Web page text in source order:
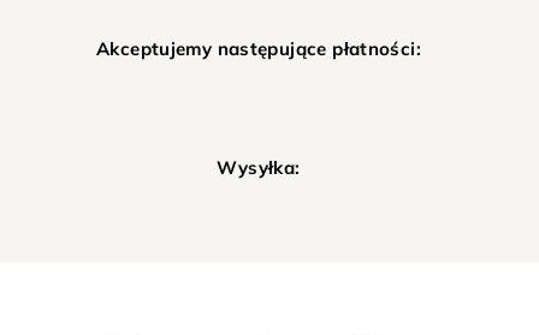
Akceptujemy następujące płatności:
Wysyłka: